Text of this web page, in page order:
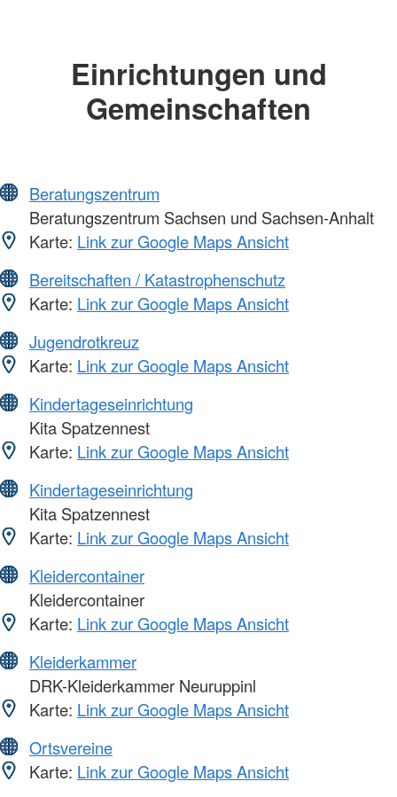
Einrichtungen und
Gemeinschaften
Beratungszentrum
Beratungszentrum Sachsen und Sachsen-Anhalt
Karte: Link zur Google Maps Ansicht
Bereitschaften / Katastrophenschutz
Karte: Link zur Google Maps Ansicht
Jugendrotkreuz
Karte: Link zur Google Maps Ansicht
Kindertageseinrichtung
Kita Spatzennest
Karte: Link zur Google Maps Ansicht
Kindertageseinrichtung
Kita Spatzennest
Karte: Link zur Google Maps Ansicht
Kleidercontainer
Kleidercontainer
Karte: Link zur Google Maps Ansicht
Kleiderkammer
DRK-Kleiderkammer Neuruppinl
Karte: Link zur Google Maps Ansicht
Ortsvereine
Karte: Link zur Google Maps Ansicht